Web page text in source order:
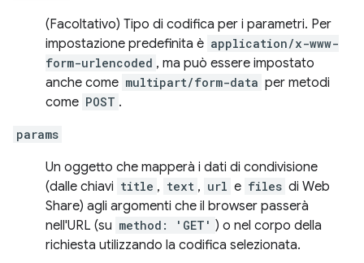
(Facoltativo) Tipo di codifica per i parametri. Per
impostazione predefinita è application/x-www-
form-urlencoded , ma può essere impostato
anche come multipart/form-data per metodi
come POST .
params
Un oggetto che mapperà i dati di condivisione
(dalle chiavi title , text , url e files di Web
Share) agli argomenti che il browser passerà
nell'URL (su method: 'GET' ) o nel corpo della
richiesta utilizzando la codifica selezionata.